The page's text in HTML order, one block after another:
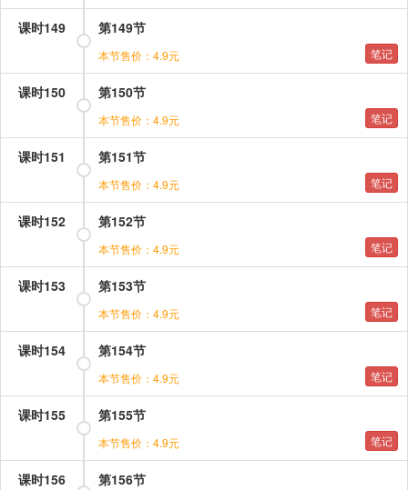
课时149 第149节
本节售价：4.9元 笔记
课时150 第150节
本节售价：4.9元 笔记
课时151 第151节
本节售价：4.9元 笔记
课时152 第152节
本节售价：4.9元 笔记
课时153 第153节
本节售价：4.9元 笔记
课时154 第154节
本节售价：4.9元 笔记
课时155 第155节
本节售价：4.9元 笔记
课时156 第156节